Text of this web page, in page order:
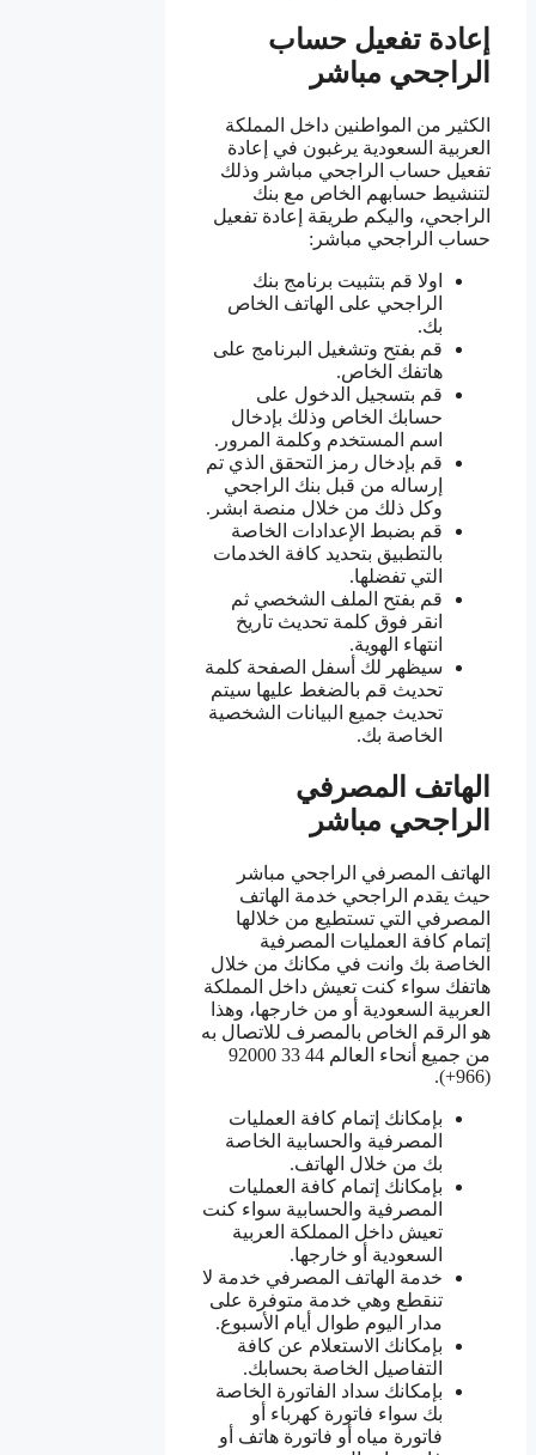
إعادة تفعيل حساب
الراجحي مباشر
الكثير من المواطنين داخل المملكة
العربية السعودية يرغبون في إعادة
تفعيل حساب الراجحي مباشر وذلك
لتنشيط حسابهم الخاص مع بنك
الراجحي، واليكم طريقة إعادة تفعيل
حساب الراجحي مباشر:
اولا قم بتثبيت برنامج بنك
الراجحي على الهاتف الخاص
بك.
قم بفتح وتشغيل البرنامج على
هاتفك الخاص.
قم بتسجيل الدخول على
حسابك الخاص وذلك بإدخال
اسم المستخدم وكلمة المرور.
قم بإدخال رمز التحقق الذي تم
إرساله من قبل بنك الراجحي
وكل ذلك من خلال منصة ابشر.
قم بضبط الإعدادات الخاصة
بالتطبيق بتحديد كافة الخدمات
التي تفضلها.
قم بفتح الملف الشخصي ثم
انقر فوق كلمة تحديث تاريخ
انتهاء الهوية.
سيظهر لك أسفل الصفحة كلمة
تحديث قم بالضغط عليها سيتم
تحديث جميع البيانات الشخصية
الخاصة بك.
الهاتف المصرفي
الراجحي مباشر
الهاتف المصرفي الراجحي مباشر
حيث يقدم الراجحي خدمة الهاتف
المصرفي التي تستطيع من خلالها
إتمام كافة العمليات المصرفية
الخاصة بك وانت في مكانك من خلال
هاتفك سواء كنت تعيش داخل المملكة
العربية السعودية أو من خارجها، وهذا
هو الرقم الخاص بالمصرف للاتصال به
من جميع أنحاء العالم 44 33 92000
(966+).
بإمكانك إتمام كافة العمليات
المصرفية والحسابية الخاصة
بك من خلال الهاتف.
بإمكانك إتمام كافة العمليات
المصرفية والحسابية سواء كنت
تعيش داخل المملكة العربية
السعودية أو خارجها.
خدمة الهاتف المصرفي خدمة لا
تنقطع وهي خدمة متوفرة على
مدار اليوم طوال أيام الأسبوع.
بإمكانك الاستعلام عن كافة
التفاصيل الخاصة بحسابك.
بإمكانك سداد الفاتورة الخاصة
بك سواء فاتورة كهرباء أو
فاتورة مياه أو فاتورة هاتف أو